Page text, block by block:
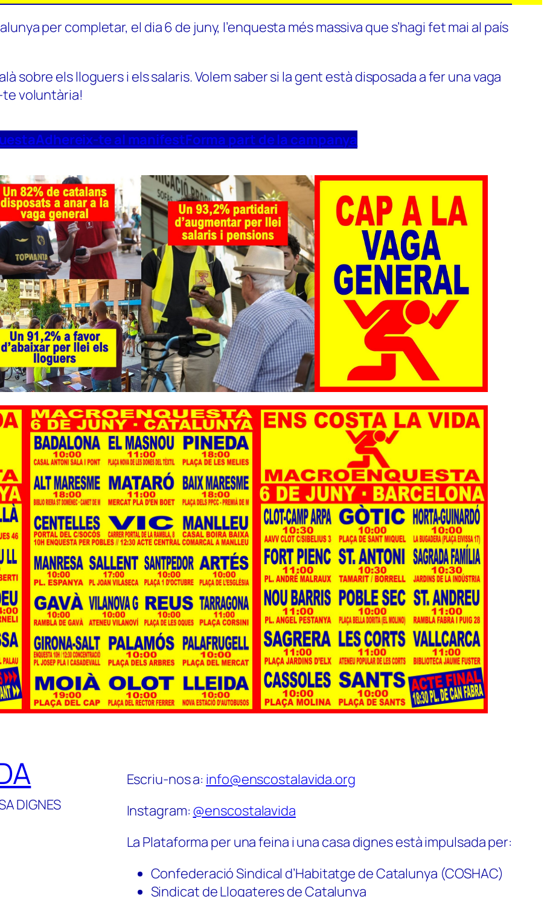
per completar, el dia 6 de juny, l’enquesta més massiva que s’hagi fet mai al país
sobre els lloguers i els salaris. Volem saber si la gent està disposada a fer una vaga
te voluntària!
Adhereix-te al manifestForma part de la campanya
DIGNES
Escriu-nos a: info@enscostalavida.org
Instagram: @enscostalavida
La Plataforma per una feina i una casa dignes està impulsada per:
Confederació Sindical d’Habitatge de Catalunya (COSHAC)
Sindicat de Llogateres de Catalunya